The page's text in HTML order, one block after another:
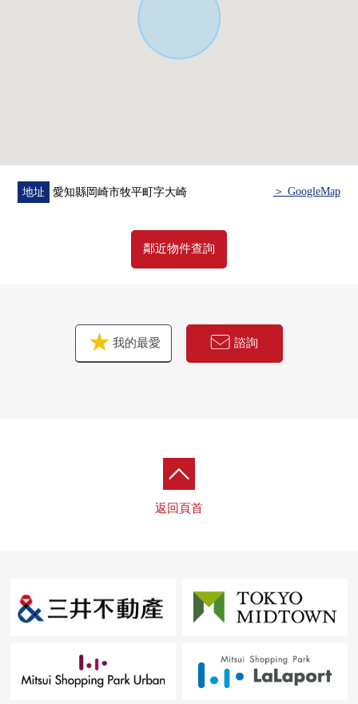
地址 愛知縣岡崎市牧平町字大崎 ＞ GoogleMap
鄰近物件查詢
我的最愛 諮詢
返回頁首